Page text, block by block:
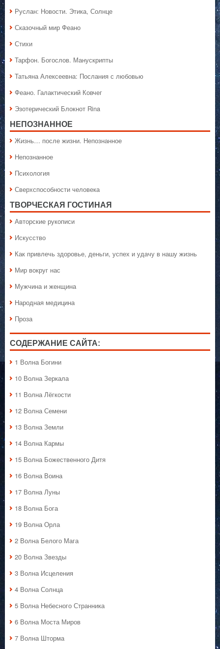
Руслан: Новости. Этика, Солнце
Сказочный мир Феано
Стихи
Тарфон. Богослов. Манускрипты
Татьяна Алексеевна: Послания с любовью
Феано. Галактический Ковчег
Эзотерический Блокнот Rina
НЕПОЗНАННОЕ
Жизнь… после жизни. Непознанное
Непознанное
Психология
Сверхспособности человека
ТВОРЧЕСКАЯ ГОСТИНАЯ
Авторские рукописи
Искусство
Как привлечь здоровье, деньги, успех и удачу в нашу жизнь
Мир вокруг нас
Мужчина и женщина
Народная медицина
Проза
СОДЕРЖАНИЕ САЙТА:
1 Волна Богини
10 Волна Зеркала
11 Волна Лёгкости
12 Волна Семени
13 Волна Земли
14 Волна Кармы
15 Волна Божественного Дитя
16 Волна Воина
17 Волна Луны
18 Волна Бога
19 Волна Орла
2 Волна Белого Мага
20 Волна Звезды
3 Волна Исцеления
4 Волна Солнца
5 Волна Небесного Странника
6 Волна Моста Миров
7 Волна Шторма